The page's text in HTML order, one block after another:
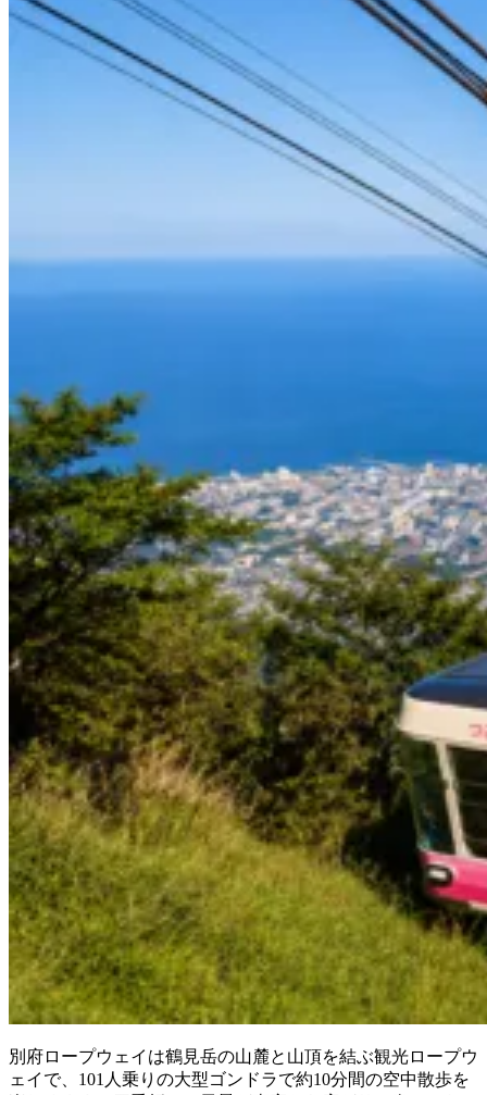
別府ロープウェイは鶴見岳の山麓と山頂を結ぶ観光ロープウ
ェイで、101人乗りの大型ゴンドラで約10分間の空中散歩を